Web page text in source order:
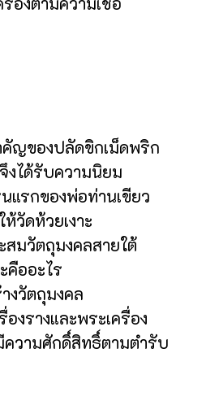
คัญของปลัดขิกเม็ดพริก
งได้รับความนิยม
แรกของพ่อท่านเขียว
วัดห้วยเงาะ
มวัตถุมงคลสายใต้
คืออะไร
งวัตถุมงคล
งรางและพระเครื่อง
ความศักดิ์สิทธิ์ตามตำรับ